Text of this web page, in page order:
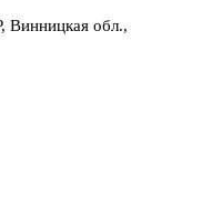
Винницкая обл.,